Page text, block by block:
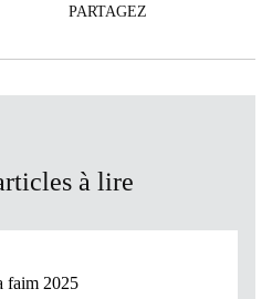
PARTAGEZ
à lire
faim 2025